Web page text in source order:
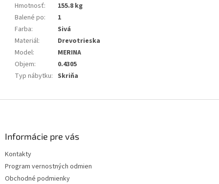
Hmotnosť:
155.8 kg
Balené po:
1
Farba:
Sivá
Materiál:
Drevotrieska
Model:
MERINA
Objem:
0.4305
Typ nábytku: Skriňa
Informácie pre vás
Kontakty
Program vernostných odmien
Obchodné podmienky